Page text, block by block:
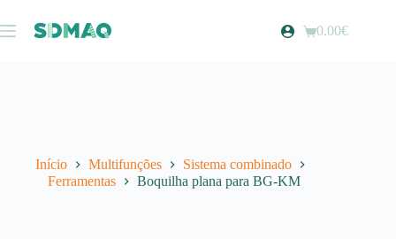
para
o
Carrinho
0.00€
Início Multifunções
Sistema combinado
Ferramentas
Boquilha plana para BG-KM